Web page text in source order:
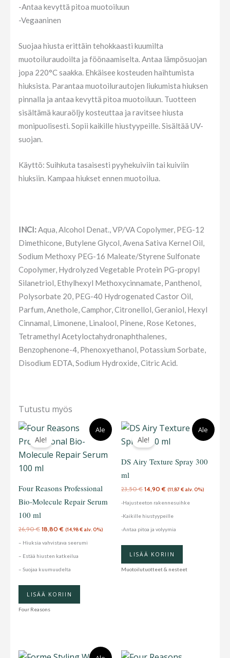
-Antaa kevyttä pitoa muotoiluun
-Vegaaninen
Suojaa hiusta erittäin tehokkaasti kuumilta
muotoiluraudoilta ja föönaamiselta. Antaa lämpösuojan
jopa 220°C saakka. Ehkäisee kosteuden haihtumista
hiuksista. Parantaa muotoilurautojen liukumista hiuksen
pinnalla ja antaa kevyttä pitoa muotoiluun. Tuotteen
sisältämä kauraöljy kosteuttaa ja ravitsee hiusta
monipuolisesti. Sopii kaikille hiustyypeille. Sisältää UV-
suojan.
Käyttö: Suihkuta tasaisesti pyyhekuiviin tai kuiviin
hiuksiin. Kampaa hiukset ennen muotoilua.
INCI:Aqua, Alcohol Denat., VP/VA Copolymer, PEG-12
Dimethicone, Butylene Glycol, Avena Sativa Kernel Oil,
Sodium Methoxy PEG-16 Maleate/Styrene Sulfonate
Copolymer, Hydrolyzed Vegetable Protein PG-propyl
Silanetriol, Ethylhexyl Methoxycinnamate, Panthenol,
Polysorbate 20, PEG-40 Hydrogenated Castor Oil,
Parfum, Anethole, Camphor, Citronellol, Geraniol, Hexyl
Cinnamal, Limonene, Linalool, Pinene, Rose Ketones,
Tetramethyl Acetyloctahydronaphthalenes,
Benzophenone-4, Phenoxyethanol, Potassium Sorbate,
Disodium EDTA, Sodium Hydroxide, Citric Acid.
Tutustu myös
Ale
Ale!
Four Reasons Professional
Bio-Molecule Repair Serum
100 ml
26,90€
Alkuperäinen
hinta
oli:
26,90 €.
18,80€
hinta
on:
(14,98€ alv. 0%)
– Hiuksia vahvistava seerumi
– Estää hiusten katkeilua
– Suojaa kuumuudelta
LISÄÄ KORIIN
Four Reasons
Ale
Ale!
DS Airy Texture Spray 300
ml
23,50€
Alkuperäinen
hinta
oli:
23,50 €.
14,90€
Nykyinen
hinta
on:
(11,87€ alv. 0%)
-Hajusteeton rakennesuihke
-Kaikille hiustyypeille
-Antaa pitoa ja volyymia
LISÄÄ KORIIN
Muotoilutuotteet & nesteet
AlkuperäinenNykyinen